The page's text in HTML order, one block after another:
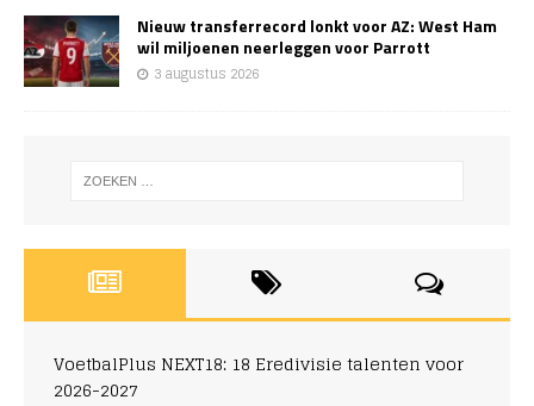
Nieuw transferrecord lonkt voor AZ: West Ham
wil miljoenen neerleggen voor Parrott
3 augustus 2026
VoetbalPlus NEXT18: 18 Eredivisie talenten voor
2026-2027